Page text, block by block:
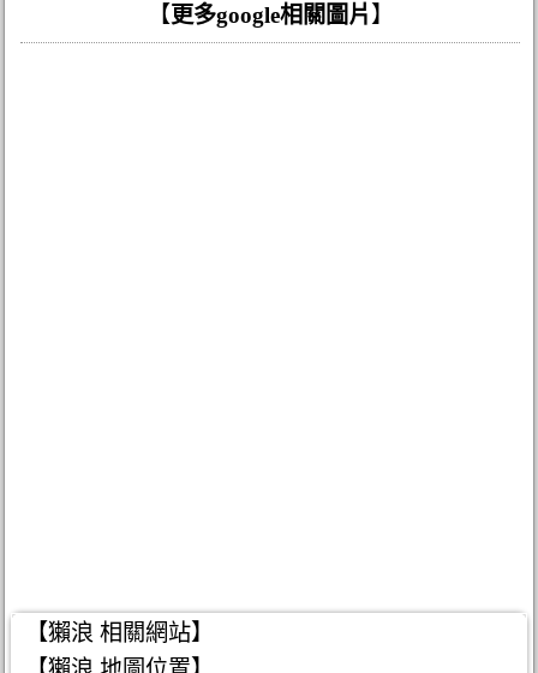
【更多google相關圖片 】
【獺浪 相關網站】